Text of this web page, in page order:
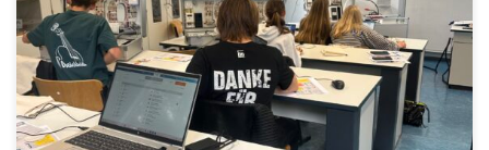
zukunftsorientierten Handwerksberuf Elektroniker/in für
Gebäudesystemintegration praxisnah kennen. Der Beruf richtet
sich an technikaffine Abiturientinnen und Abiturienten, die smarte
Gebäudetechnik, Energieeffizienz und Digitalisierung aktiv
mitgestalten möchten.In Zusammenarbeit mit dem Fachverband
Elektro- und Informationstechnik Baden-Württemberg und dem
Unternehmen Hager erlebten die Jugendlichen die Verbindung